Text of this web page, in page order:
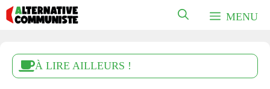
Aller
au
MENU
À LIRE AILLEURS !